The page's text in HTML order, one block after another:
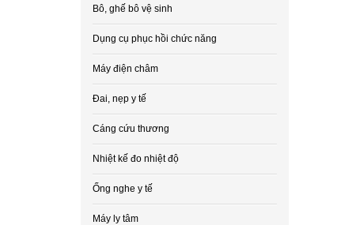
Bô, ghế bô vệ sinh
Dụng cụ phục hồi chức năng
Máy điện châm
Đai, nẹp y tế
Cáng cứu thương
Nhiệt kế đo nhiệt độ
Ống nghe y tế
Máy ly tâm